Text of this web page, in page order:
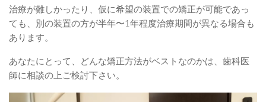
治療が難しかったり、仮に希望の装置での矯正が可能であっ
ても、別の装置の方が半年〜1年程度治療期間が異なる場合も
あります。
あなたにとって、どんな矯正方法がベストなのかは、歯科医
師に相談の上ご検討下さい。